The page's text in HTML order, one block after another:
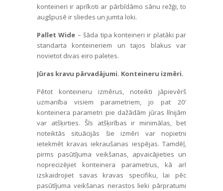
konteineri ir aprīkoti ar pārbīdāmo sānu režģi, to
augšpusē ir sliedes un jumta loki.
Pallet Wide – šāda tipa konteineri ir platāki par
standarta konteineriem un tajos blakus var
novietot divas eiro paletes.
Jūras kravu pārvadājumi. Konteineru izmēri.
Pētot konteineru izmērus, noteikti jāpievērš
uzmanība visiem parametriem, jo pat 20′
konteinera parametri pie dažādām jūras līnijām
var atšķirties. Šīs atšķirības ir minimālas, bet
noteiktās situācijās šie izmēri var nopietni
ietekmēt kravas iekraušanas iespējas. Tamdēļ,
pirms pasūtījuma veikšanas, apvaicājieties un
noprecizējiet konteinera parametrus, kā arī
izskaidrojiet savas kravas specifiku, lai pēc
pasūtījuma veikšanas nerastos lieki pārpratumi